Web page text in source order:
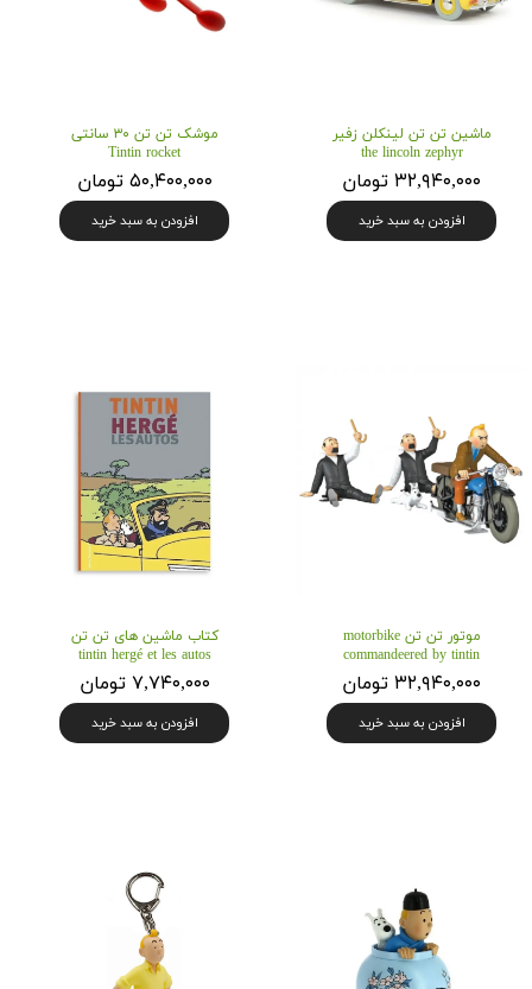
ماشین تن تن لینکلن زفیر
the lincoln zephyr
۳۲,۹۴۰,۰۰۰ تومان
افزودن به سبد خرید
موشک تن تن ۳۰ سانتی
Tintin rocket
۵۰,۴۰۰,۰۰۰ تومان
افزودن به سبد خرید
موتور تن تن motorbike
commandeered by tintin
۳۲,۹۴۰,۰۰۰ تومان
افزودن به سبد خرید
کتاب ماشین های تن تن
tintin hergé et les autos
۷,۷۴۰,۰۰۰ تومان
افزودن به سبد خرید